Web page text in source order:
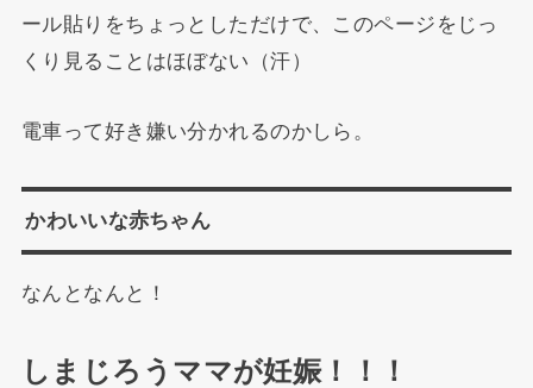
ール貼りをちょっとしただけで、このページをじっ
くり見ることはほぼない（汗）
電車って好き嫌い分かれるのかしら。
かわいいな赤ちゃん
なんとなんと！
しまじろうママが妊娠！！！